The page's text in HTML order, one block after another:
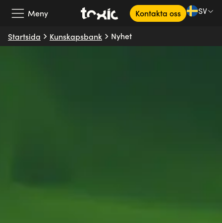
Vårt erbjudande
Meny Kontakta oss SV
Startsida Kunskapsbank Nyhet